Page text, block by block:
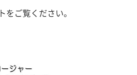
ご覧ください。